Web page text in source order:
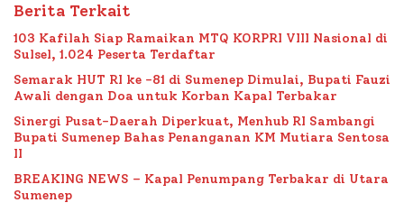
Berita Terkait
103 Kafilah Siap Ramaikan MTQ KORPRI VIII Nasional di
Sulsel, 1.024 Peserta Terdaftar
Semarak HUT RI ke -81 di Sumenep Dimulai, Bupati Fauzi
Awali dengan Doa untuk Korban Kapal Terbakar
Sinergi Pusat-Daerah Diperkuat, Menhub RI Sambangi
Bupati Sumenep Bahas Penanganan KM Mutiara Sentosa
II
BREAKING NEWS – Kapal Penumpang Terbakar di Utara
Sumenep